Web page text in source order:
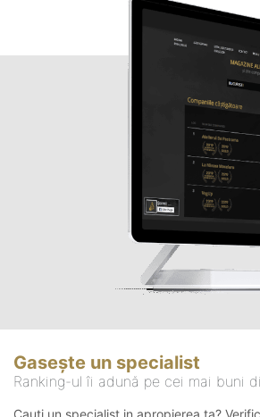
Gasește un specialist
Ranking-ul îi adună pe cei mai buni
Cauți un specialist in apropierea ta?